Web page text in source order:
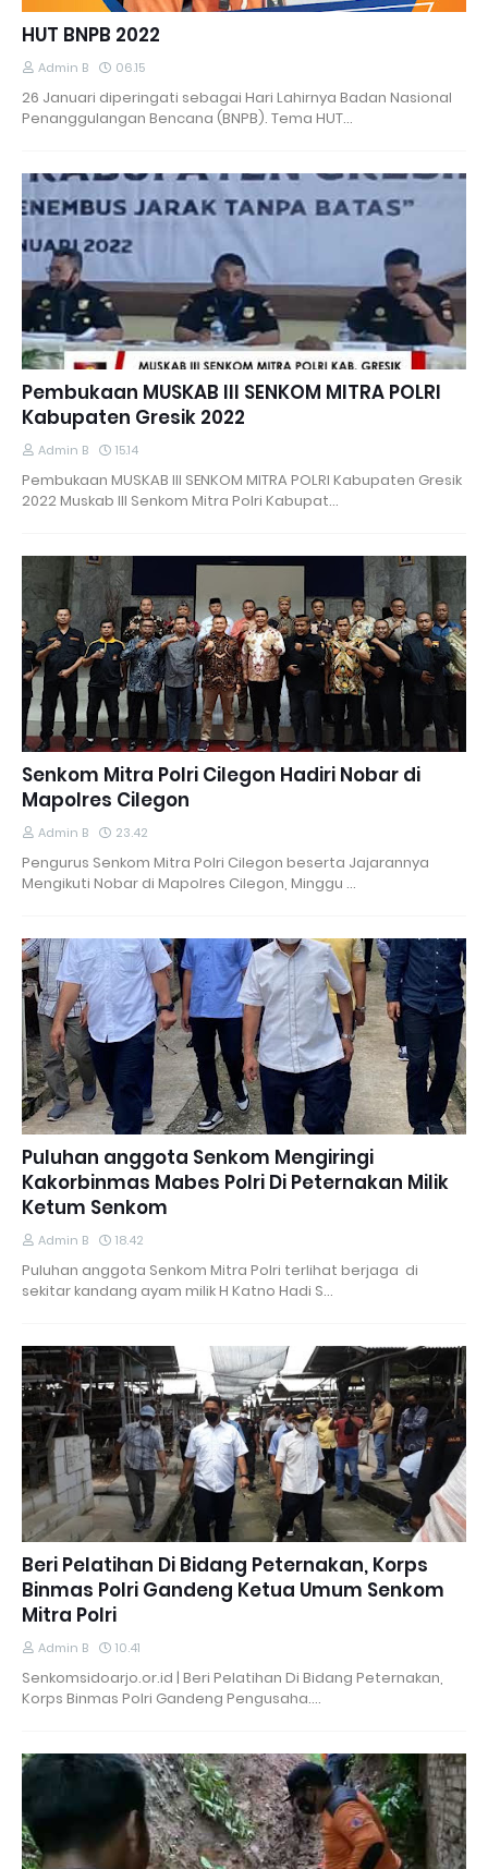
HUT BNPB 2022
Admin B 06.15
26 Januari diperingati sebagai Hari Lahirnya Badan Nasional
Penanggulangan Bencana (BNPB). Tema HUT…
Pembukaan MUSKAB III SENKOM MITRA POLRI
Kabupaten Gresik 2022
Admin B 15.14
Pembukaan MUSKAB III SENKOM MITRA POLRI Kabupaten Gresik
2022 Muskab III Senkom Mitra Polri Kabupat…
Senkom Mitra Polri Cilegon Hadiri Nobar di
Mapolres Cilegon
Admin B 23.42
Pengurus Senkom Mitra Polri Cilegon beserta Jajarannya
Mengikuti Nobar di Mapolres Cilegon, Minggu …
Puluhan anggota Senkom Mengiringi
Kakorbinmas Mabes Polri Di Peternakan Milik
Ketum Senkom
Admin B 18.42
Puluhan anggota Senkom Mitra Polri terlihat berjaga di
sekitar kandang ayam milik H Katno Hadi S…
Beri Pelatihan Di Bidang Peternakan, Korps
Binmas Polri Gandeng Ketua Umum Senkom
Mitra Polri
Admin B 10.41
Senkomsidoarjo.or.id | Beri Pelatihan Di Bidang Peternakan,
Korps Binmas Polri Gandeng Pengusaha.…